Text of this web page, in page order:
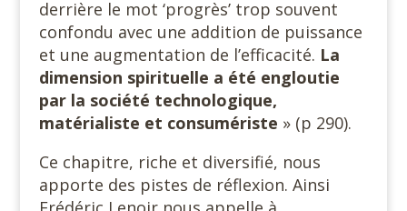
derrière le mot ‘progrès’ trop souvent
confondu avec une addition de puissance
et une augmentation de l’efficacité. La
dimension spirituelle a été engloutie
par la société technologique,
matérialiste et consumériste » (p 290).
Ce chapitre, riche et diversifié, nous
apporte des pistes de réflexion. Ainsi